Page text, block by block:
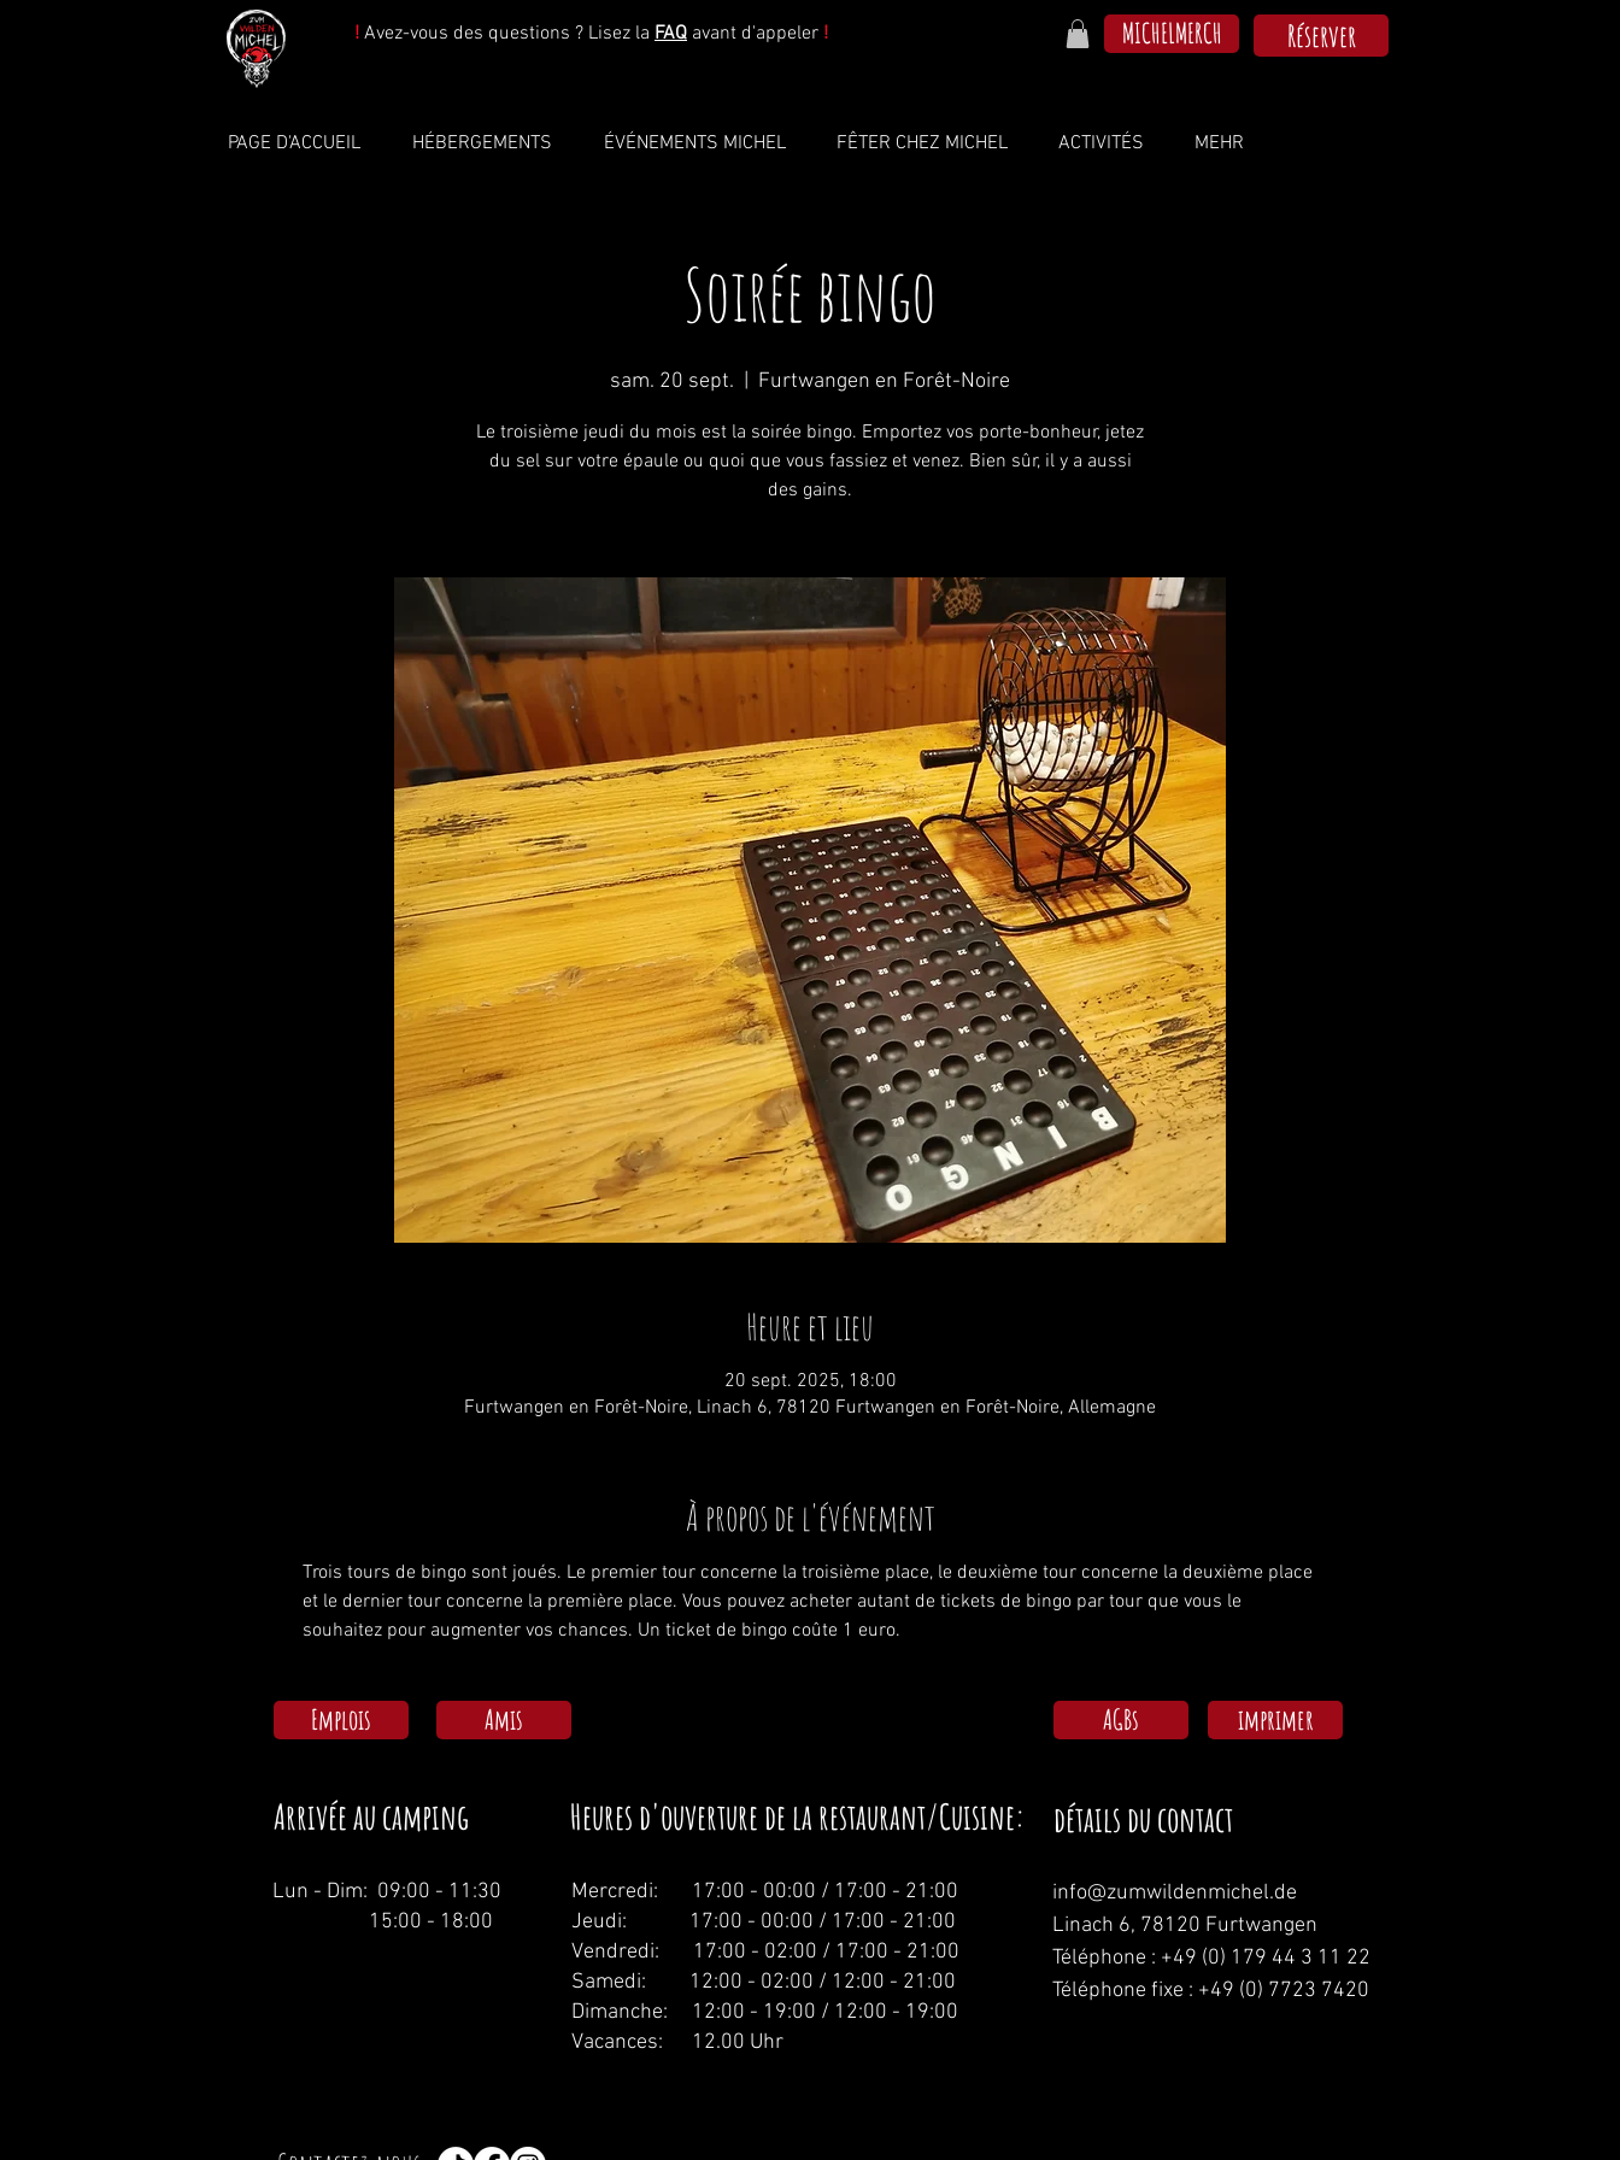
! Avez-vous des questions ? Lisez la FAQ avant d'appeler ! MICHELMERCH Réserver
PAGE D'ACCUEIL HÉBERGEMENTS ÉVÉNEMENTS MICHEL FÊTER CHEZ MICHEL ACTIVITÉS MEHR
Soirée bingo
sam. 20 sept. Furtwangen en Forêt-Noire
Le troisième jeudi du mois est la soirée bingo. Emportez vos porte-bonheur, jetez
du sel sur votre épaule ou quoi que vous fassiez et venez. Bien sûr, il y a aussi
des gains.
Heure et lieu
20 sept. 2025, 18:00
Furtwangen en Forêt-Noire, Linach 6, 78120 Furtwangen en Forêt-Noire, Allemagne
À propos de l'événement
Trois tours de bingo sont joués. Le premier tour concerne la troisième place, le deuxième tour concerne la deuxième place
et le dernier tour concerne la première place. Vous pouvez acheter autant de tickets de bingo par tour que vous le
souhaitez pour augmenter vos chances. Un ticket de bingo coûte 1 euro.
Emplois Amis
Arrivée au camping Heures d'ouverture de la restaurant/Cuisine:
Lun - Dim: 09:00 - 11:30
15:00 - 18:00
Mercredi: 17:00 - 00:00 / 17:00 - 21:00
Jeudi: 17:00 - 00:00 / 17:00 - 21:00
Vendredi: 17:00 - 02:00 / 17:00 - 21:00
Samedi: 12:00 - 02:00 / 12:00 - 21:00
Dimanche: 12:00 - 19:00 / 12:00 - 19:00
Vacances: 12.00 Uhr
AGBs imprimer
détails du contact
info@zumwildenmichel.de
Linach 6, 78120 Furtwangen
Téléphone : +49 (0) 179 44 3 11 22
Téléphone fixe : +49 (0) 7723 7420